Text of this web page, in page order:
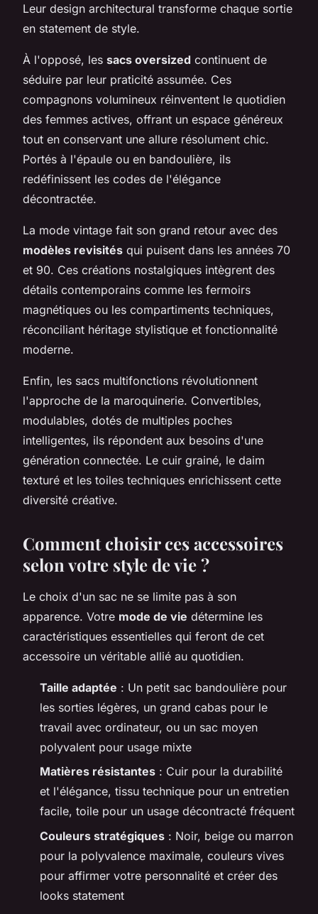
Leur design architectural transforme chaque sortie
en statement de style.
À l'opposé, les sacs oversized continuent de
séduire par leur praticité assumée. Ces
compagnons volumineux réinventent le quotidien
des femmes actives, offrant un espace généreux
tout en conservant une allure résolument chic.
Portés à l'épaule ou en bandoulière, ils
redéfinissent les codes de l'élégance
décontractée.
La mode vintage fait son grand retour avec des
modèles revisités qui puisent dans les années 70
et 90. Ces créations nostalgiques intègrent des
détails contemporains comme les fermoirs
magnétiques ou les compartiments techniques,
réconciliant héritage stylistique et fonctionnalité
moderne.
Enfin, les sacs multifonctions révolutionnent
l'approche de la maroquinerie. Convertibles,
modulables, dotés de multiples poches
intelligentes, ils répondent aux besoins d'une
génération connectée. Le cuir grainé, le daim
texturé et les toiles techniques enrichissent cette
diversité créative.
Comment choisir ces accessoires
selon votre style de vie ?
Le choix d'un sac ne se limite pas à son
apparence. Votre mode de vie détermine les
caractéristiques essentielles qui feront de cet
accessoire un véritable allié au quotidien.
Taille adaptée : Un petit sac bandoulière pour
les sorties légères, un grand cabas pour le
travail avec ordinateur, ou un sac moyen
polyvalent pour usage mixte
Matières résistantes : Cuir pour la durabilité
et l'élégance, tissu technique pour un entretien
facile, toile pour un usage décontracté fréquent
Couleurs stratégiques : Noir, beige ou marron
pour la polyvalence maximale, couleurs vives
pour affirmer votre personnalité et créer des
looks statement